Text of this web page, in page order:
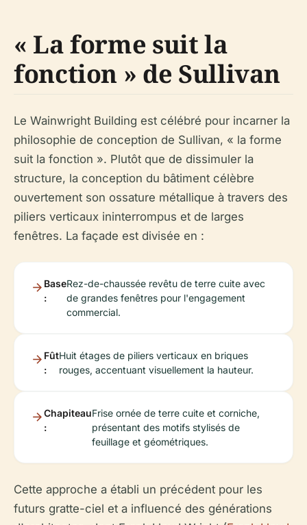
« La forme suit la
fonction » de Sullivan
Le Wainwright Building est célébré pour incarner la
philosophie de conception de Sullivan, « la forme
suit la fonction ». Plutôt que de dissimuler la
structure, la conception du bâtiment célèbre
ouvertement son ossature métallique à travers des
piliers verticaux ininterrompus et de larges
fenêtres. La façade est divisée en :
Base
:
Rez-de-chaussée revêtu de terre cuite avec
de grandes fenêtres pour l'engagement
commercial.
Fût
:
Huit étages de piliers verticaux en briques
rouges, accentuant visuellement la hauteur.
Chapiteau
:
Frise ornée de terre cuite et corniche,
présentant des motifs stylisés de
feuillage et géométriques.
Cette approche a établi un précédent pour les
futurs gratte-ciel et a influencé des générations